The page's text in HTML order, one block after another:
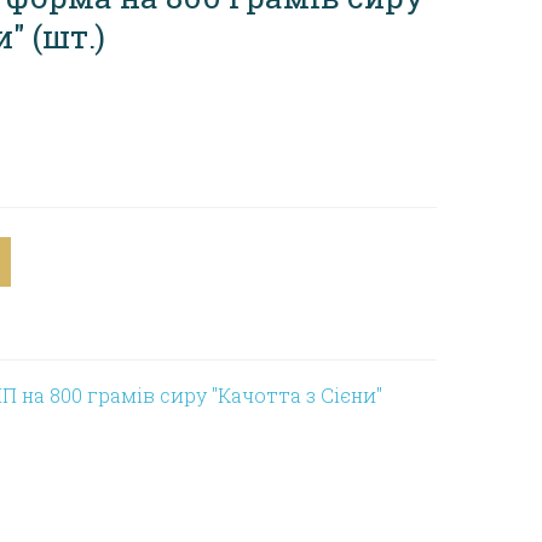
(шт.)
на 800 грамів сиру "Качотта з Сієни"